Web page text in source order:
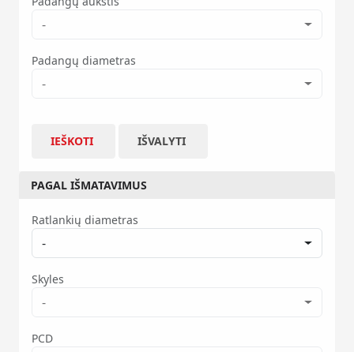
-
Padangų diametras
-
IEŠKOTI IŠVALYTI
PAGAL IŠMATAVIMUS
Ratlankių diametras
-
Skyles
-
PCD